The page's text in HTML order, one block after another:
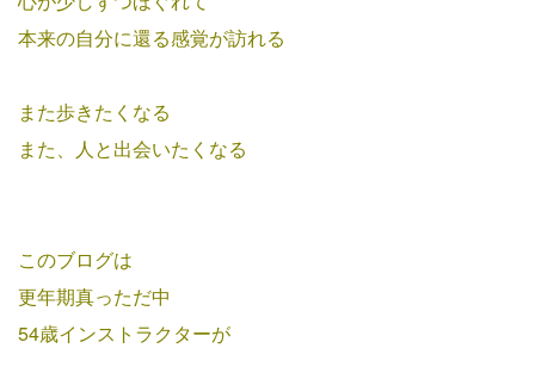
本来の自分に還る感覚が訪れる
また歩きたくなる
また、人と出会いたくなる
このブログは
更年期真っただ中
54歳インストラクターが